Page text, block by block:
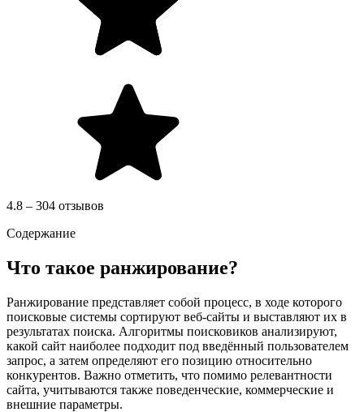
4.8 – 304 отзывов
Содержание
Что такое ранжирование?
Ранжирование представляет собой процесс, в ходе которого
поисковые системы сортируют веб-сайты и выставляют их в
результатах поиска. Алгоритмы поисковиков анализируют,
какой сайт наиболее подходит под введённый пользователем
запрос, а затем определяют его позицию относительно
конкурентов. Важно отметить, что помимо релевантности
сайта, учитываются также поведенческие, коммерческие и
внешние параметры.